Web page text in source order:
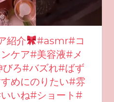
紹介
#asmr#コ
ケア#美容液#メ
ろ#バズれ#ばず
めにのりたい#雰
いね#ショート#